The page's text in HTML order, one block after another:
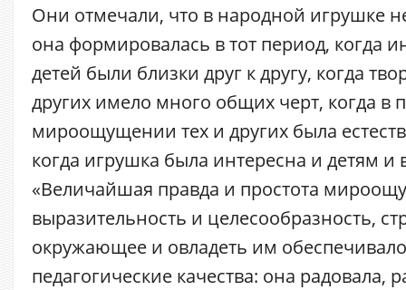
Они отмечали, что в народной игрушке
она формировалась в тот период, когда
детей были близки друг к другу, когда
других имело много общих черт, когда в
мироощущении тех и других была
когда игрушка была интересна и детям и
«Величайшая правда и простота
выразительность и целесообразность,
окружающее и овладеть им
педагогические качества: она радовала,